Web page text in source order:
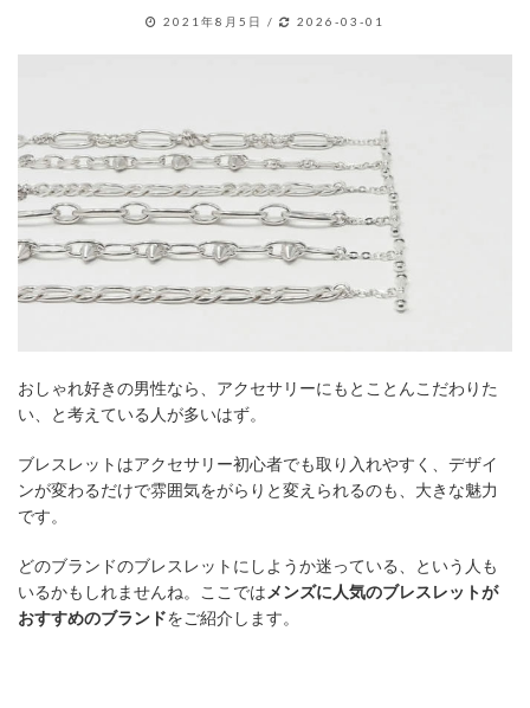
2021年8月5日 / 2026-03-01
おしゃれ好きの男性なら、アクセサリーにもとことんこだわりた
い、と考えている人が多いはず。
ブレスレットはアクセサリー初心者でも取り入れやすく、デザイ
ンが変わるだけで雰囲気をがらりと変えられるのも、大きな魅力
です。
どのブランドのブレスレットにしようか迷っている、という人も
いるかもしれませんね。ここではメンズに人気のブレスレットが
おすすめのブランドをご紹介します。